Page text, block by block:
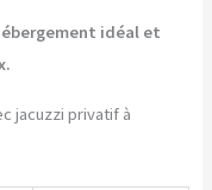
idéal et
jacuzzi privatif à